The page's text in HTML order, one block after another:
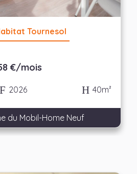
Tournesol
€/mois
2026 40m²
du Mobil-Home Neuf